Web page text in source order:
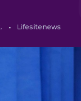
Lifesitenews